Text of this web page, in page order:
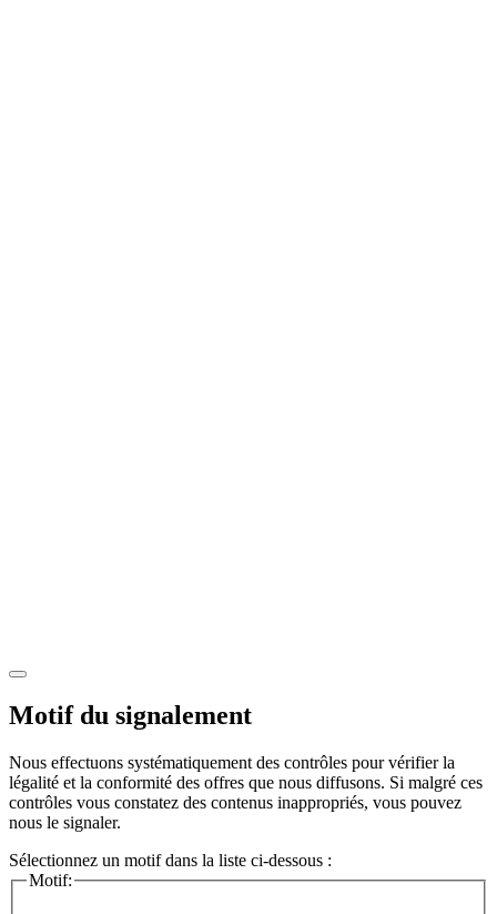
Motif du signalement
Nous effectuons systématiquement des contrôles pour vérifier la
légalité et la conformité des offres que nous diffusons. Si malgré ces
contrôles vous constatez des contenus inappropriés, vous pouvez
nous le signaler.
Sélectionnez un motif dans la liste ci-dessous :
Motif: